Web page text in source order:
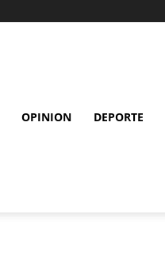
OPINION DEPORTE